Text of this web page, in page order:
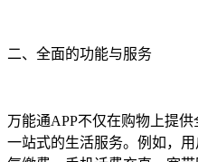
二、全面的功能与服务
万能通APP不仅在购物上提
一站式的生活服务。例如，